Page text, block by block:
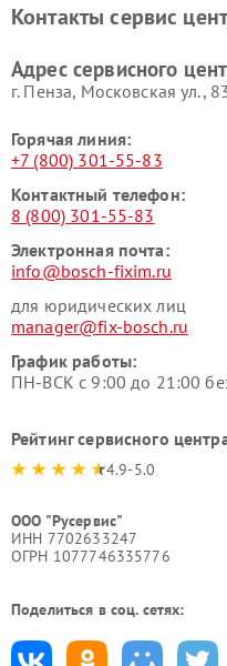
Ремонт сушильных
Контакты сервис
Адрес сервисного
г. Пенза, Московская ул.,
Горячая линия:
+7 (800) 301-55-83
Контактный телефон:
8 (800) 301-55-83
Электронная почта:
info@bosch-fixim.ru
для юридических лиц
manager@fix-bosch.ru
График работы:
ПН-ВСК с 9:00 до 21:00
Рейтинг сервисного
4.9-5.0
ООО "Русервис"
ИНН 7702633247
ОГРН 1077746335776
Поделиться в соц. сетях: